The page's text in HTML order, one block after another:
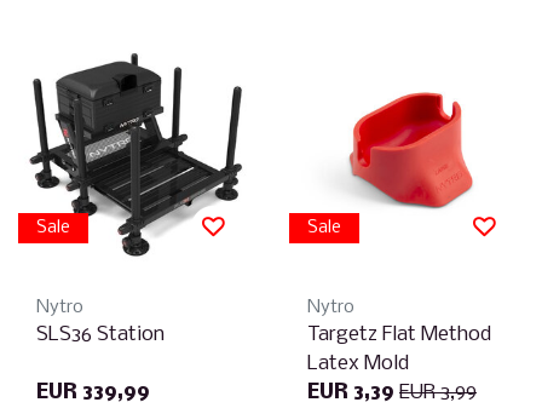
Sale
Nytro
SLS36 Station
EUR 339,99
Sale
Nytro
Targetz Flat Method
Latex Mold
EUR 3,39 EUR 3,99